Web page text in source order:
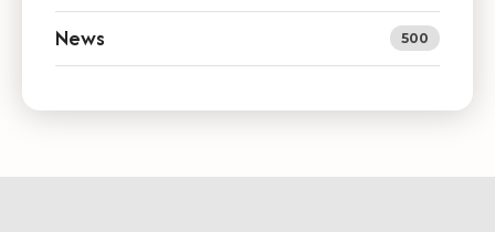
News 500